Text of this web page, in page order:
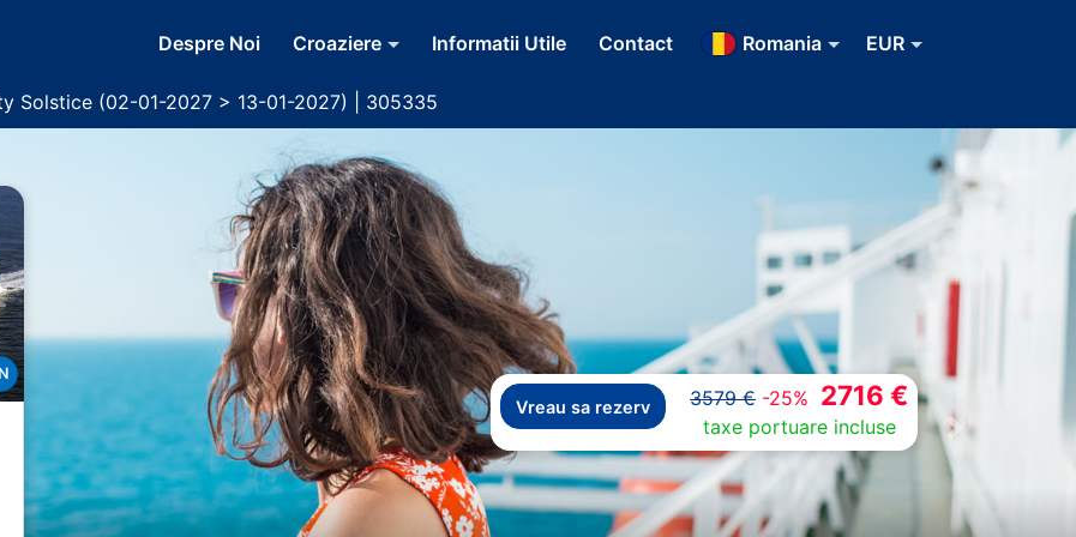
Despre Noi Croaziere Informatii Utile Contact Romania EUR
Solstice (02-01-2027 > 13-01-2027) | 305335
Vreau sa rezerv 3579 € -25% 2716 €
taxe portuare incluse
Next